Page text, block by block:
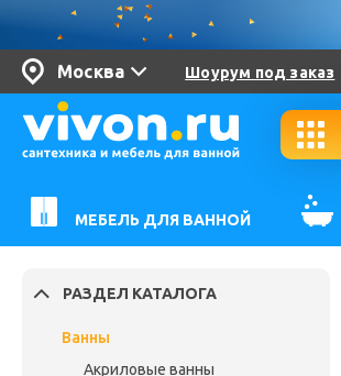
Москва Шоурум под заказ
МЕБЕЛЬ ДЛЯ ВАННОЙ
РАЗДЕЛ КАТАЛОГА
Ванны
Акриловые ванны